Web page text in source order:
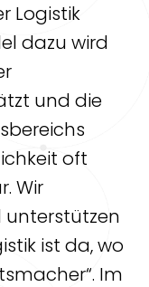
Logistik
dazu wird
und die
oft
Wir
ist da, wo
Im